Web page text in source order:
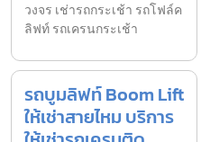
วงจร เช่ารถกระเช้า รถโฟล์ค
ลิฟท์ รถเครนกระเช้า
รถบูมลิฟท์ Boom Lift
ให้เช่าสายไหม บริการ